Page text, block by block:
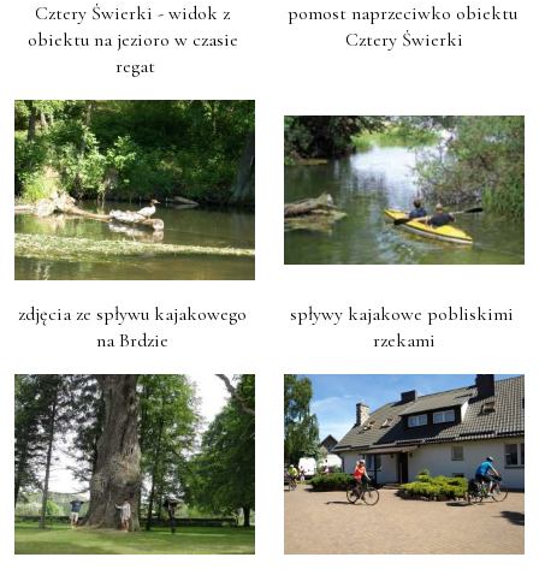
Cztery Świerki - widok z
obiektu na jezioro w czasie
regat
pomost naprzeciwko obiektu
Cztery Świerki
zdjęcia ze spływu kajakowego
na Brdzie
spływy kajakowe pobliskimi
rzekami